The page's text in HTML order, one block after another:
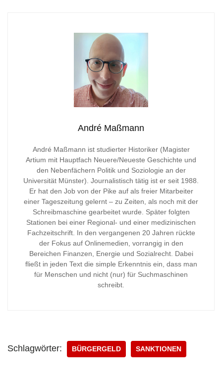
André Maßmann
André Maßmann ist studierter Historiker (Magister
Artium mit Hauptfach Neuere/Neueste Geschichte und
den Nebenfächern Politik und Soziologie an der
Universität Münster). Journalistisch tätig ist er seit 1988.
Er hat den Job von der Pike auf als freier Mitarbeiter
einer Tageszeitung gelernt – zu Zeiten, als noch mit der
Schreibmaschine gearbeitet wurde. Später folgten
Stationen bei einer Regional- und einer medizinischen
Fachzeitschrift. In den vergangenen 20 Jahren rückte
der Fokus auf Onlinemedien, vorrangig in den
Bereichen Finanzen, Energie und Sozialrecht. Dabei
fließt in jeden Text die simple Erkenntnis ein, dass man
für Menschen und nicht (nur) für Suchmaschinen
schreibt.
Schlagwörter: BÜRGERGELD SANKTIONEN